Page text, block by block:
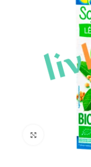
Click to enlarge